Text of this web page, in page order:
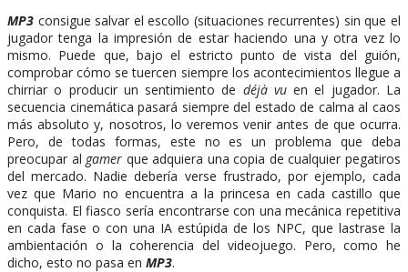
MP3 consigue salvar el escollo (situaciones recurrentes) sin que el
jugador tenga la impresión de estar haciendo una y otra vez lo
mismo. Puede que, bajo el estricto punto de vista del guión,
comprobar cómo se tuercen siempre los acontecimientos llegue a
chirriar o producir un sentimiento de déjà vuen el jugador. La
secuencia cinemática pasará siempre del estado de calma al caos
más absoluto y, nosotros, lo veremos venir antes de que ocurra.
Pero, de todas formas, este no es un problema que deba
preocupar al gamer que adquiera una copia de cualquier pegatiros
del mercado. Nadie debería verse frustrado, por ejemplo, cada
vez que Mario no encuentra a la princesa en cada castillo que
conquista. El fiasco sería encontrarse con una mecánica repetitiva
en cada fase o con una IA estúpida de los NPC, que lastrase la
ambientación o la coherencia del videojuego. Pero, como he
dicho, esto no pasa en MP3.